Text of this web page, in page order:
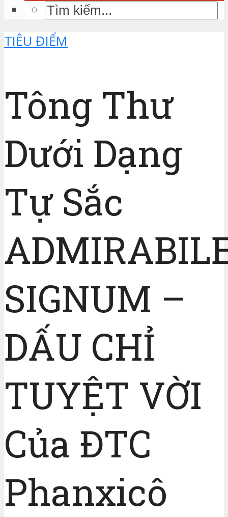
TIÊU ĐIỂM
Tông Thư
Dưới Dạng
Tự Sắc
SIGNUM –
DẤU CHỈ
TUYỆT VỜI
Của ĐTC
Phanxicô